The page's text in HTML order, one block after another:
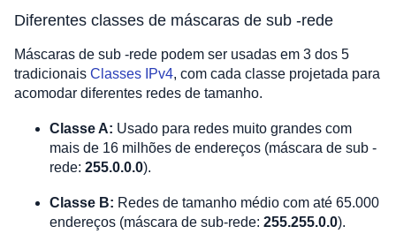
Diferentes classes de máscaras de sub -rede
Máscaras de sub -rede podem ser usadas em 3 dos 5
tradicionais Classes IPv4, com cada classe projetada para
acomodar diferentes redes de tamanho.
Classe A: Usado para redes muito grandes com
mais de 16 milhões de endereços (máscara de sub -
rede: 255.0.0.0).
Classe B: Redes de tamanho médio com até 65.000
endereços (máscara de sub-rede: 255.255.0.0).